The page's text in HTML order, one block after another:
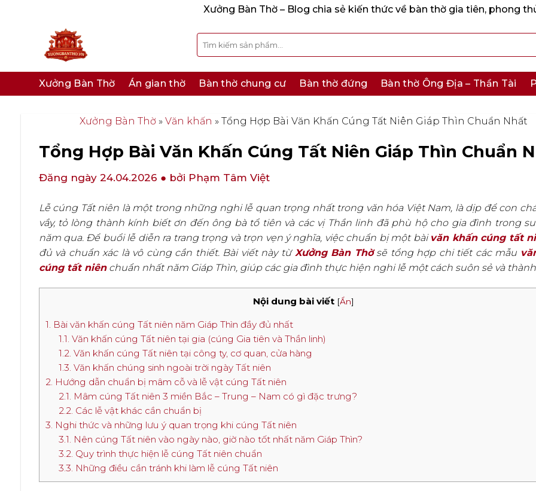
Xưởng Bàn Thờ – Blog chia sẻ kiến thức về bàn thờ gia tiên, phong
Tìm
kiếm:
Xưởng Bàn Thờ Án gian thờ Bàn thờ chung cư Bàn thờ đứng Bàn thờ Ông Địa – Thần Tài
Xưởng Bàn Thờ » Văn khấn » Tổng Hợp Bài Văn Khấn Cúng Tất Niên Giáp Thìn Chuẩn Nhất
Tổng Hợp Bài Văn Khấn Cúng Tất Niên Giáp Thìn Chuẩn
Đăng ngày 24.04.2026 ● bởi Phạm Tâm Việt
Lễ cúng Tất niên là một trong những nghi lễ quan trọng nhất trong văn hóa Việt Nam, là dịp để con
vầy, tỏ lòng thành kính biết ơn đến ông bà tổ tiên và các vị Thần linh đã phù hộ cho gia đình trong
năm qua. Để buổi lễ diễn ra trang trọng và trọn vẹn ý nghĩa, việc chuẩn bị một bài văn khấn cúng tất
đủ và chuẩn xác là vô cùng cần thiết. Bài viết này từ Xưởng Bàn Thờsẽ tổng hợp chi tiết các mẫu
cúng tất niênchuẩn nhất năm Giáp Thìn, giúp các gia đình thực hiện nghi lễ một cách suôn sẻ và
Nội dung bài viết [Ẩn]
1. Bài văn khấn cúng Tất niên năm Giáp Thìn đầy đủ nhất
1.1. Văn khấn cúng Tất niên tại gia (cúng Gia tiên và Thần linh)
1.2. Văn khấn cúng Tất niên tại công ty, cơ quan, cửa hàng
1.3. Văn khấn chúng sinh ngoài trời ngày Tất niên
2. Hướng dẫn chuẩn bị mâm cỗ và lễ vật cúng Tất niên
2.1. Mâm cúng Tất niên 3 miền Bắc – Trung – Nam có gì đặc trưng?
2.2. Các lễ vật khác cần chuẩn bị
3. Nghi thức và những lưu ý quan trọng khi cúng Tất niên
3.1. Nên cúng Tất niên vào ngày nào, giờ nào tốt nhất năm Giáp Thìn?
3.2. Quy trình thực hiện lễ cúng Tất niên chuẩn
3.3. Những điều cần tránh khi làm lễ cúng Tất niên